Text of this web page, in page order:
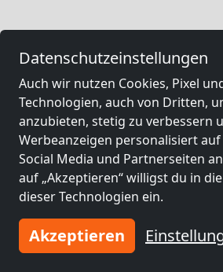
Datenschutzeinstellungen
Auch wir nutzen Cookies, Pixel
Technologien, auch von Dritten,
anzubieten, stetig zu verbessern
Werbeanzeigen personalisiert
Social Media und Partnerseiten
auf „Akzeptieren“ willigst du in
dieser Technologien ein.
Akzeptieren